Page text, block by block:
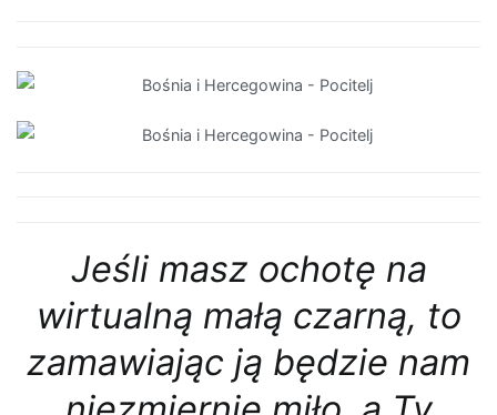
Jeśli masz ochotę na
wirtualną małą czarną, to
zamawiając ją będzie nam